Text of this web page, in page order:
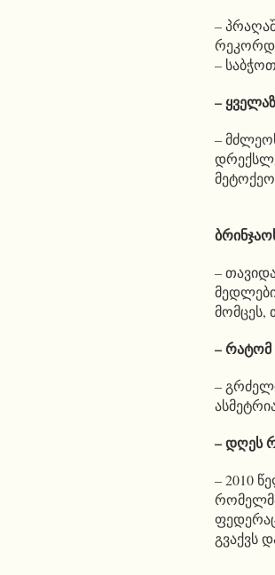
–
–
–
–
–
მომცეს,
– რატომ
–
– დღეს
– 2010
გვაქვს